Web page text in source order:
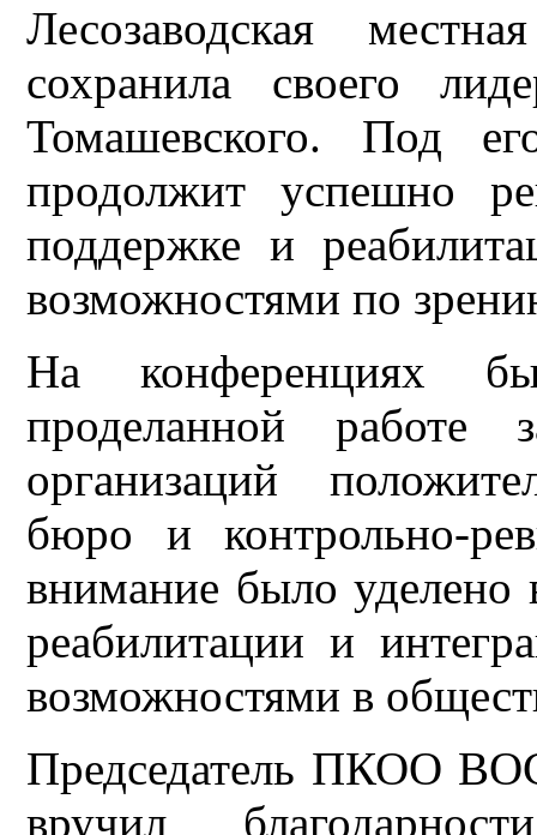
Лесозаводская
сохранила своего
Томашевского. Под
продолжит успешно
поддержке и
возможностями по
На конференциях
проделанной
организаций
бюро и контрольно-
внимание было уделено
реабилитации и
возможностями в
Председатель ПКОО
вручил